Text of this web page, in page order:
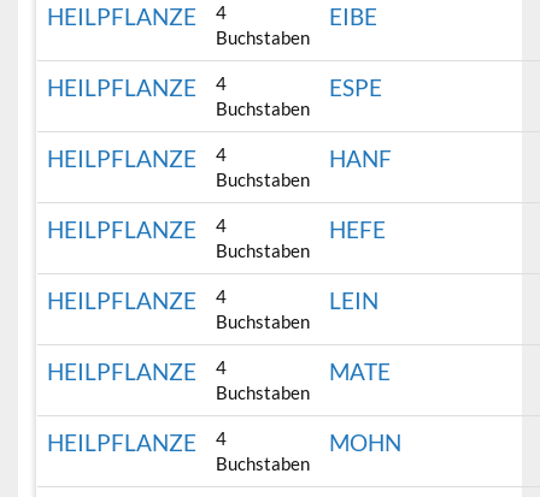
HEILPFLANZE
4
Buchstaben
EIBE
HEILPFLANZE
4
Buchstaben
ESPE
HEILPFLANZE
4
Buchstaben
HANF
HEILPFLANZE
4
Buchstaben
HEFE
HEILPFLANZE
4
Buchstaben
LEIN
HEILPFLANZE
4
Buchstaben
MATE
HEILPFLANZE
4
Buchstaben
MOHN